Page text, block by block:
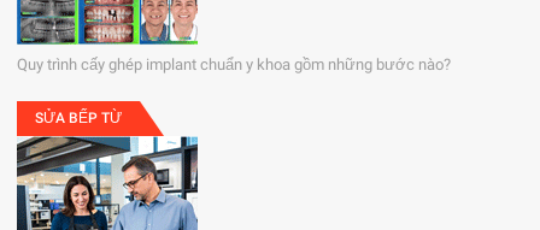
Quy trình cấy ghép implant chuẩn y khoa gồm những bước nào?
SỬA BẾP TỪ